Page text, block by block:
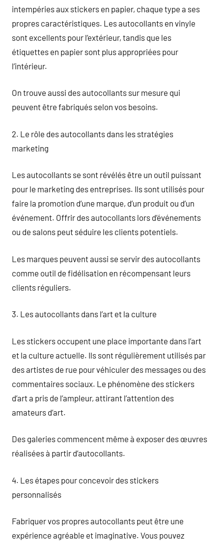
intempéries aux stickers en papier, chaque type a ses
propres caractéristiques. Les autocollants en vinyle
sont excellents pour l’extérieur, tandis que les
étiquettes en papier sont plus appropriées pour
l’intérieur.
On trouve aussi des autocollants sur mesure qui
peuvent être fabriqués selon vos besoins.
2. Le rôle des autocollants dans les stratégies
marketing
Les autocollants se sont révélés être un outil puissant
pour le marketing des entreprises. Ils sont utilisés pour
faire la promotion d’une marque, d’un produit ou d’un
événement. Offrir des autocollants lors d’événements
ou de salons peut séduire les clients potentiels.
Les marques peuvent aussi se servir des autocollants
comme outil de fidélisation en récompensant leurs
clients réguliers.
3. Les autocollants dans l’art et la culture
Les stickers occupent une place importante dans l’art
et la culture actuelle. Ils sont régulièrement utilisés par
des artistes de rue pour véhiculer des messages ou des
commentaires sociaux. Le phénomène des stickers
d’art a pris de l’ampleur, attirant l’attention des
amateurs d’art.
Des galeries commencent même à exposer des œuvres
réalisées à partir d’autocollants.
4. Les étapes pour concevoir des stickers
personnalisés
Fabriquer vos propres autocollants peut être une
expérience agréable et imaginative. Vous pouvez